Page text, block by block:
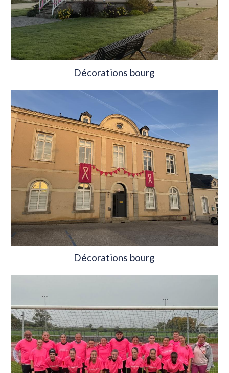
Décorations bourg
Décorations bourg